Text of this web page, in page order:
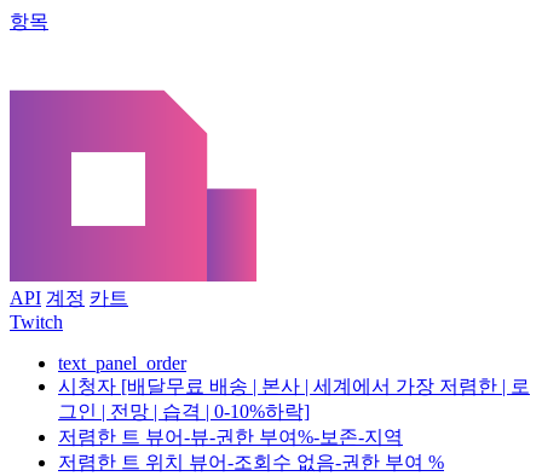
항목
API 계정 카트
Twitch
text_panel_order
시청자 [배달무료 배송 | 본사 | 세계에서 가장 저렴한 | 로
그인 | 전망 | 습격 | 0-10%하락]
저렴한 트 뷰어-뷰-권한 부여%-보존-지역
저렴한 트 위치 뷰어-조회수 없음-권한 부여 %